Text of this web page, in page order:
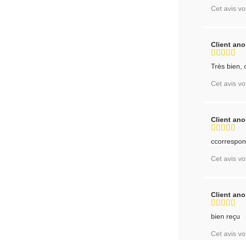
Cet avis
Client
Très bien,
Cet avis
Client
Cet avis
Client
bien reçu
Cet avis